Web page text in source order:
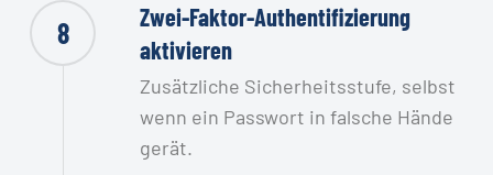
8
Zwei-Faktor-Authentifizierung
aktivieren
Zusätzliche Sicherheitsstufe, selbst
wenn ein Passwort in falsche Hände
gerät.